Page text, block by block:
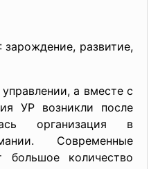
развитие,
а вместе с
УР возникли после
организация в
Современные
большое количество